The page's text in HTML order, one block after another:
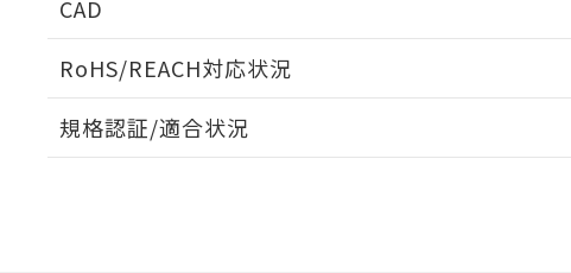
CAD
RoHS/REACH対応状況
EU RoHS 注意事項・凡例
規格認証/適合状況